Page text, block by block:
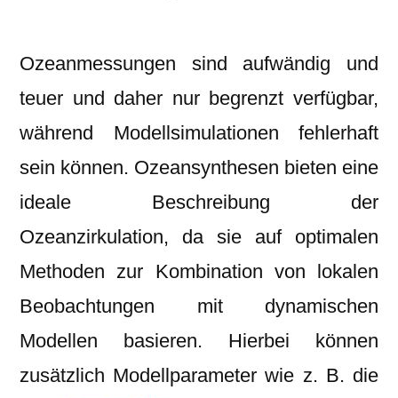
Ozeanmessungen sind aufwändig und
teuer und daher nur begrenzt verfügbar,
während Modellsimulationen fehlerhaft
sein können. Ozeansynthesen bieten eine
ideale Beschreibung der
Ozeanzirkulation, da sie auf optimalen
Methoden zur Kombination von lokalen
Beobachtungen mit dynamischen
Modellen basieren. Hierbei können
zusätzlich Modellparameter wie z. B. die